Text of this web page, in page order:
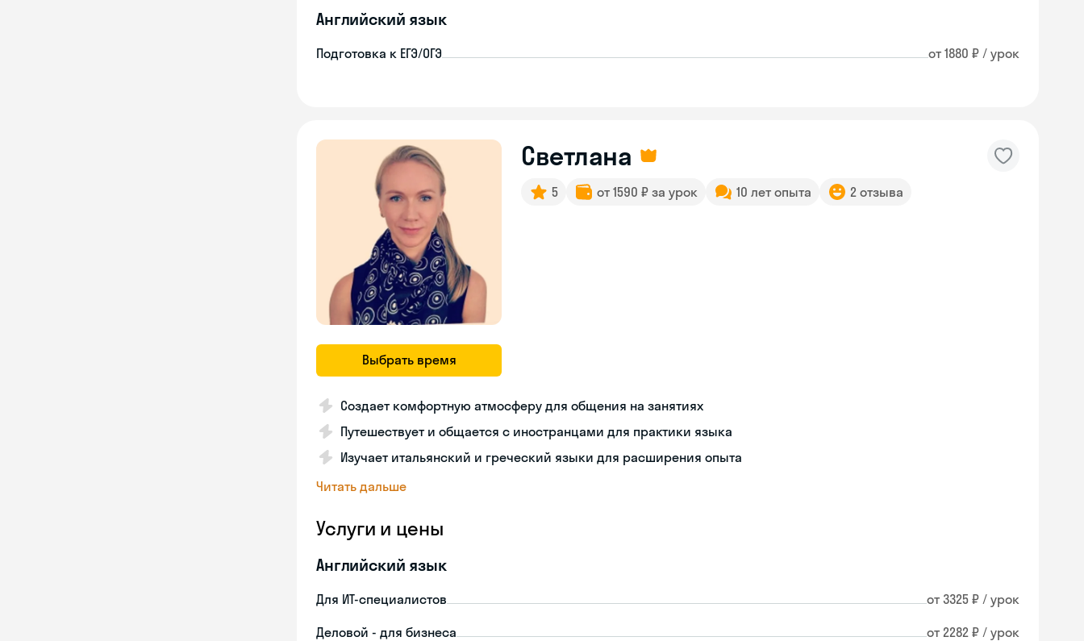
Английский язык
Подготовка к ЕГЭ/ОГЭ от 1880 ₽ / урок
Выбрать время
Светлана
5 от 1590 ₽ за урок 10 лет опыта 2 отзыва
Создает комфортную атмосферу для общения на занятиях
Путешествует и общается с иностранцами для практики языка
Изучает итальянский и греческий языки для расширения опыта
Читать дальше
Услуги и цены
Английский язык
Для ИТ-специалистов от 3325 ₽ / урок
Деловой - для бизнеса от 2282 ₽ / урок